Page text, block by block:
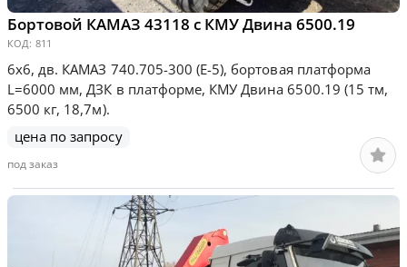
Бортовой КАМАЗ 43118 с КМУ Двина 6500.19
КОД: 811
6х6, дв. КАМАЗ 740.705-300 (Е-5), бортовая платформа
L=6000 мм, ДЗК в платформе, КМУ Двина 6500.19 (15 тм,
6500 кг, 18,7м).
цена по запросу
под заказ